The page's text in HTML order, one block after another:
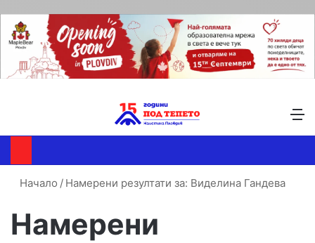
Начало / Намерени резултати за: Виделина Гандева
Намерени